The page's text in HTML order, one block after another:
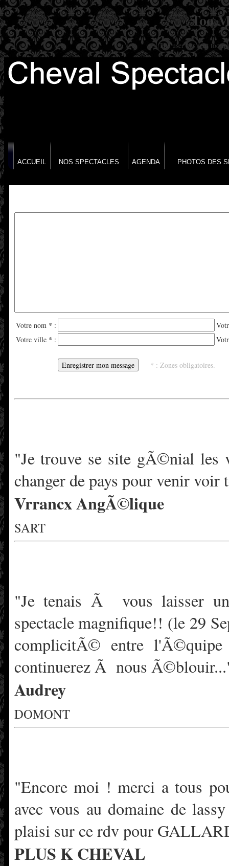
Too
The user has sent too
ACCUEIL NOS SPECTACLES AGENDA PHOTOS DES
Votre nom * :
Votre ville * :
* : Zones obligatoires.
"Je trouve se site gÃ©nial les
changer de pays pour venir voir
Vrrancx AngÃ©lique
SART
"Je tenais Ã vous laisser
spectacle magnifique!! (le 29
complicitÃ© entre l'Ã©quipe
continuerez Ã nous
Audrey
DOMONT
"Encore moi ! merci a tous
avec vous au domaine de
plaisi sur ce rdv pour
PLUS K CHEVAL